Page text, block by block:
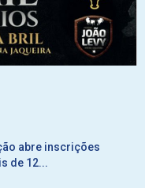
abre inscrições
de 12...